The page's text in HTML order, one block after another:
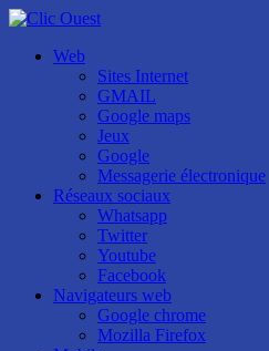
Web
Sites Internet
GMAIL
Google maps
Jeux
Google
Messagerie électronique
Réseaux sociaux
Whatsapp
Twitter
Youtube
Facebook
Navigateurs web
Google chrome
Mozilla Firefox